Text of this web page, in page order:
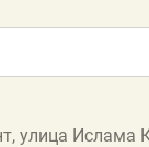
улица Ислама